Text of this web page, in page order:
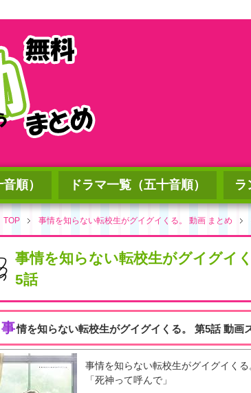
順） ドラマ一覧（五十音順） ラ
TOP 事情を知らない転校生がグイグイくる。 動画 まとめ
事情を知らない転校生がグイグイ
5話
事情を知らない転校生がグイグイくる。 第5話 動画
事情を知らない転校生がグイグイくる
「死神って呼んで 」